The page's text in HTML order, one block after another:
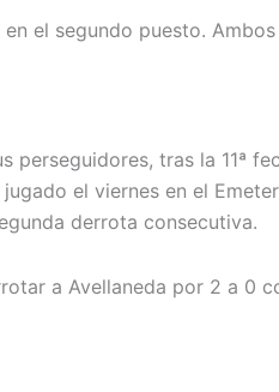
el segundo puesto.
tras la 11ª
el viernes en el
derrota consecutiva.
a Avellaneda por 2 a 0